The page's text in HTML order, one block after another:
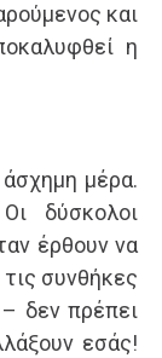
και
η
μέρα.
δύσκολοι
έρθουν να
συνθήκες
δεν πρέπει
εσάς!